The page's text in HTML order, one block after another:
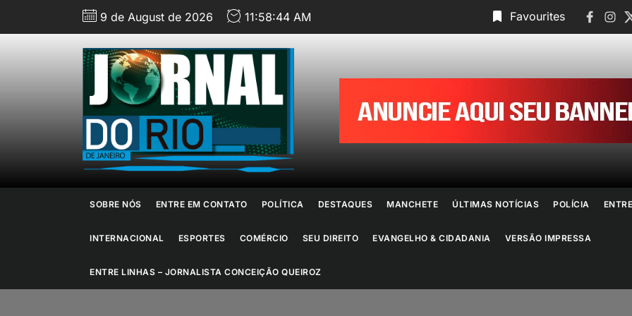
9 de August de 2026 11:58:45 AM Favourites
Jornal
do
Rio
de
Janeiro
SOBRE NÓS ENTRE EM CONTATO POLÍTICA DESTAQUES MANCHETE ÚLTIMAS NOTÍCIAS POLÍCIA
INTERNACIONAL ESPORTES COMÉRCIO SEU DIREITO EVANGELHO & CIDADANIA VERSÃO IMPRESSA
ENTRE LINHAS – JORNALISTA CONCEIÇÃO QUEIROZ